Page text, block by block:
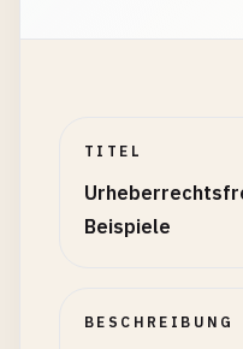
TITEL
Beispiele
BESCHREIBUNG